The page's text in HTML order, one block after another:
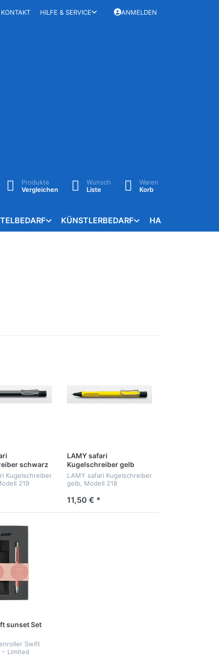
KONTAKT HILFE & SERVICE ANMELDEN
Produkte
Vergleichen
Wunsch
Liste
Waren
Korb
KÜNSTLERBEDARF
schwarz
Kugelschreiber
219
LAMY safari
Kugelschreiber gelb
LAMY safari Kugelschreiber
gelb, Modell 218
11,50 € *
sunset Set
Swift
Limited